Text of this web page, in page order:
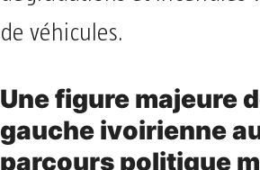
de véhicules.
Une figure majeure
gauche ivoirienne
parcours politique